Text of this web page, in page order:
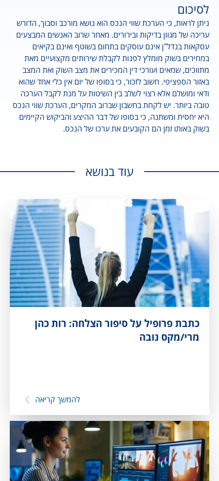
לסיכום
ניתן לראות, כי הערכת שווי הנכס הוא נושא מורכב וסבוך, הדורש
עריכה של מגוון בדיקות ובירורים. מאחר שרוב האנשים המבצעים
עסקאות בנדל"ן אינם עוסקים בתחום בשוטף ואינם בקיאים
במחירים בשוק מומלץ לפנות לקבלת שירותים מקצועיים מאת
מתווכים, שמאים ועורכי דין המכירים את מצב השוק ואת המצב
באזור הספציפי. חשוב לזכור, כי בסופו של יום אין כלי אחד שהוא
ודאי ומושלם אלא רצוי לשלב בין השיטות על מנת לקבל הערכה
טובה ביותר. יש לקחת בחשבון שברוב המקרים, הערכת שווי הנכס
היא יחסית ומשתנה, כי בסופו של דבר ההיצע והביקוש הקיימים
בשוק באותו זמן הם הקובעים את ערכו של הנכס.
עוד בנושא
כתבת פרופיל על סיפור הצלחה: רות כהן
מרי/מקס נובה
להמשך קריאה